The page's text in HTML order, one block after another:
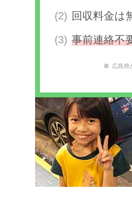
回収料金は
事前連絡不
広島県